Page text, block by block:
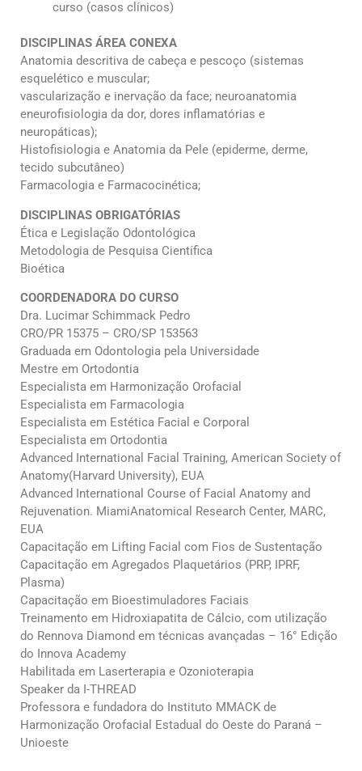
curso (casos clínicos)
DISCIPLINAS ÁREA CONEXA
Anatomia descritiva de cabeça e pescoço (sistemas
esquelético e muscular;
vascularização e inervação da face; neuroanatomia
eneurofisiologia da dor, dores inflamatórias e
neuropáticas);
Histofisiologia e Anatomia da Pele (epiderme, derme,
tecido subcutâneo)
Farmacologia e Farmacocinética;
DISCIPLINAS OBRIGATÓRIAS
Ética e Legislação Odontológica
Metodologia de Pesquisa Científica
Bioética
COORDENADORA DO CURSO
Dra. Lucimar Schimmack Pedro
CRO/PR 15375 – CRO/SP 153563
Graduada em Odontologia pela Universidade
Mestre em Ortodontia
Especialista em Harmonização Orofacial
Especialista em Farmacologia
Especialista em Estética Facial e Corporal
Especialista em Ortodontia
Advanced International Facial Training, American Society of
Anatomy(Harvard University), EUA
Advanced International Course of Facial Anatomy and
Rejuvenation. MiamiAnatomical Research Center, MARC,
EUA
Capacitação em Lifting Facial com Fios de Sustentação
Capacitação em Agregados Plaquetários (PRP, IPRF,
Plasma)
Capacitação em Bioestimuladores Faciais
Treinamento em Hidroxiapatita de Cálcio, com utilização
do Rennova Diamond em técnicas avançadas – 16° Edição
do Innova Academy
Habilitada em Laserterapia e Ozonioterapia
Speaker da I-THREAD
Professora e fundadora do Instituto MMACK de
Harmonização Orofacial Estadual do Oeste do Paraná –
Unioeste